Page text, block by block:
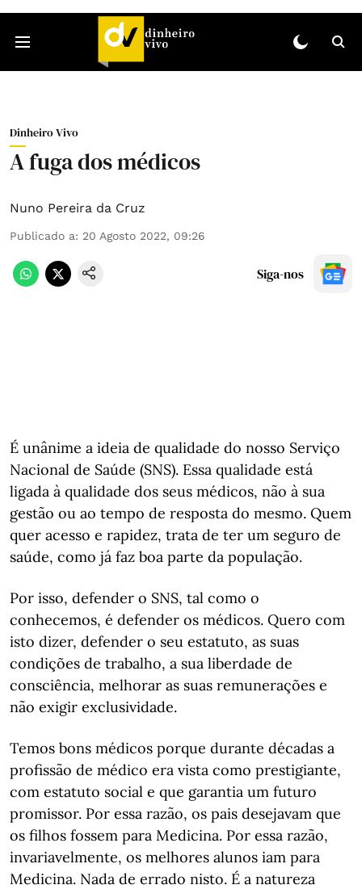
Dinheiro Vivo
A fuga dos médicos
Nuno Pereira da Cruz
Publicado a: 20 Agosto 2022, 09:26
Siga-nos
É unânime a ideia de qualidade do nosso Serviço
Nacional de Saúde (SNS). Essa qualidade está
ligada à qualidade dos seus médicos, não à sua
gestão ou ao tempo de resposta do mesmo. Quem
quer acesso e rapidez, trata de ter um seguro de
saúde, como já faz boa parte da população.
Por isso, defender o SNS, tal como o
conhecemos, é defender os médicos. Quero com
isto dizer, defender o seu estatuto, as suas
condições de trabalho, a sua liberdade de
consciência, melhorar as suas remunerações e
não exigir exclusividade.
Temos bons médicos porque durante décadas a
profissão de médico era vista como prestigiante,
com estatuto social e que garantia um futuro
promissor. Por essa razão, os pais desejavam que
os filhos fossem para Medicina. Por essa razão,
invariavelmente, os melhores alunos iam para
Medicina. Nada de errado nisto. É a natureza